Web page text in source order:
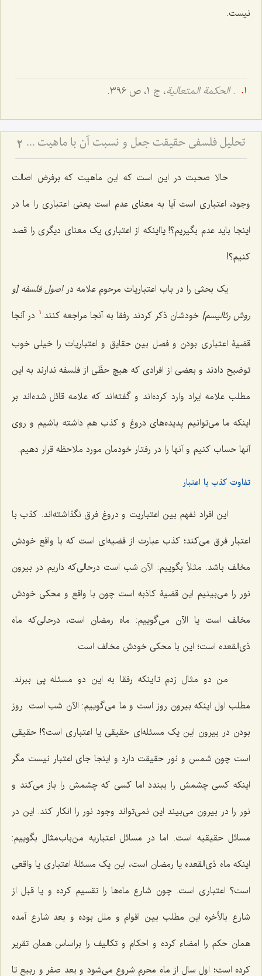
نیست.
.الحکمة المتعالیة، ج 1، ص 396.
تحلیل فلسفی حقیقت جعل و نسبت آن با ماهیت - بررسی اعتباریت ماهیت در پرتو اصالت وجود 2
حالا صحبت در این است که این ماهیت که برفرض اصالت
وجود، اعتباری است آیا به معنای عدم است یعنی اعتباری را ما در
اینجا باید عدم بگیریم؟! یااینکه از اعتباری یک معنای دیگری را قصد
کنیم؟!
یک بحثی را در باب اعتباریات مرحوم علامه دراصول فلسفه [و
روش رئالیسم] خودشان ذکر کردند رفقا به آنجا مراجعه کنند. 1
در آنجا
قضیۀ اعتباری بودن و فصل بین حقایق و اعتباریات را خیلی خوب
توضیح دادند و بعضی از افرادی که هیچ حظّی از فلسفه ندارند به این
مطلب علامه ایراد وارد کرده‌اند و گفته‌اند که علامه قائل شده‌اند بر
اینکه ما می‌توانیم پدیده‌های دروغ و کذب هم داشته باشیم و روی
آنها حساب کنیم و آنها را در رفتار خودمان مورد ملاحظه قرار دهیم.
تفاوت کذب با اعتبار
این افراد نفهم بین اعتباریت و دروغ فرق نگذاشته‌اند. کذب با
اعتبار فرق می‌کند؛ کذب عبارت از قضیه‌ای است که با واقع خودش
مخالف باشد. مثلاً بگوییم: الآن شب است درحالی‌که داریم در بیرون
نور را می‌بینیم این قضیۀ کاذبه است چون با واقع و محکی خودش
مخالف است یا الآن می‌گوییم: ماه رمضان است، درحالی‌که ماه
ذی‌القعده است؛ این با محکی خودش مخالف است.
من دو مثال زدم تااینکه رفقا به این دو مسئله پی ببرند.
مطلب اول اینکه بیرون روز است و ما می‌گوییم: الآن شب است. روز
بودن در بیرون این یک مسئله‌ای حقیقی یا اعتباری است؟! حقیقی
است چون شمس و نور حقیقت دارد و اینجا جای اعتبار نیست مگر
اینکه کسی چشمش را ببندد اما کسی که چشمش را باز می‌کند و
نور را در بیرون می‌بیند این نمی‌تواند وجود نور را انکار کند. این در
مسائل حقیقیه است. اما در مسائل اعتباریه من‌باب‌مثال بگوییم:
اینکه ماه ذی‌القعده یا رمضان است، این یک مسئلۀ اعتباری یا واقعی
است؟ اعتباری است. چون شارع ماه‌ها را تقسیم کرده و یا قبل از
شارع بالأخره این مطلب بین اقوام و ملل بوده و بعد شارع آمده
همان حکم را امضاء کرده و احکام و تکالیف را براساس همان تقریر
کرده است؛ اول سال از ماه محرم شروع می‌شود و بعد صفر و ربیع تا